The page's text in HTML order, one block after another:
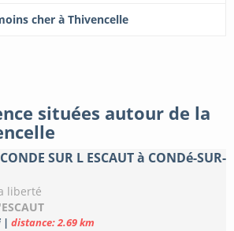
cher à Thivencelle
situées autour de la
SUR L ESCAUT à CONDé-SUR-
liberté
| distance: 2.69 km